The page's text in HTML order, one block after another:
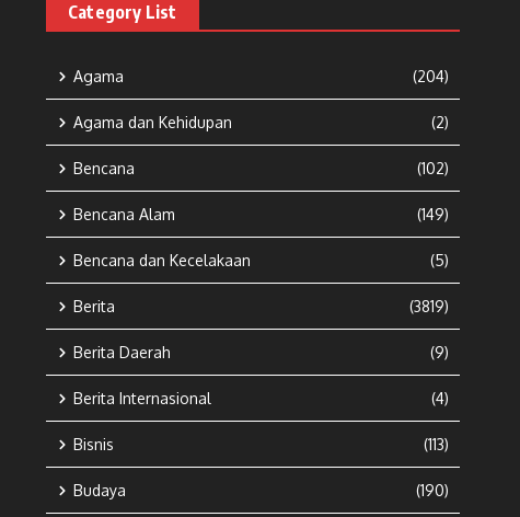
Category List
Agama (204)
Agama dan Kehidupan (2)
Bencana (102)
Bencana Alam (149)
Bencana dan Kecelakaan (5)
Berita (3819)
Berita Daerah (9)
Berita Internasional (4)
Bisnis (113)
Budaya (190)